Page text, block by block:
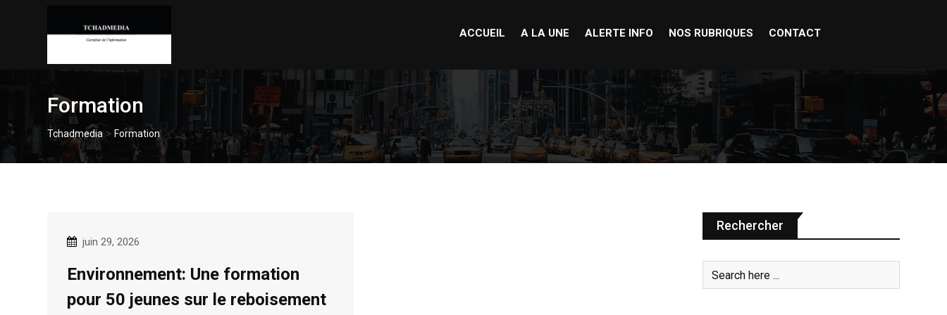
ACCUEIL A LA UNE ALERTE INFO NOS RUBRIQUES CONTACT
Formation
Tchadmedia> Formation
juin 29, 2026
Environnement: Une formation
pour 50 jeunes sur le reboisement
Rechercher